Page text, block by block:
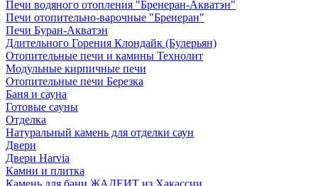
Печи водяного отопления "Бренеран-Акватэн"
Печи отопительно-варочные "Бренеран"
Печи Буран-Акватэн
Длительного Горения Клондайк (Булерьян)
Отопительные печи и камины Технолит
Модульные кирпичные печи
Отопительные печи Березка
Баня и сауна
Готовые сауны
Отделка
Натуральный камень для отделки саун
Двери
Двери Harvia
Камни и плитка
Камень для бани ЖАДЕИТ из Хакассии